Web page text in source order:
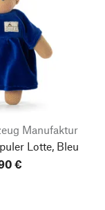
Manufaktur
Lotte, Bleu
€